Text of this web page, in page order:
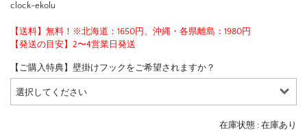
clock-ekolu
【送料】無料！※北海道：1650円、沖縄・各県離島：1980円
【発送の目安】2〜4営業日発送
【ご購入特典】壁掛けフックをご希望されますか？
在庫状態 : 在庫あり